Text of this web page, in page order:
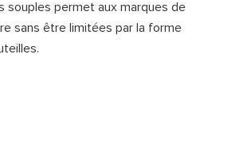
souples permet aux marques de
sans être limitées par la forme